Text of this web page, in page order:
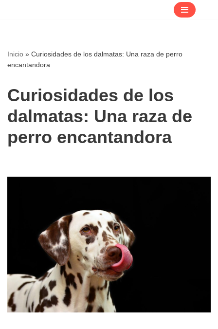
Inicio » Curiosidades de los dalmatas: Una raza de perro
encantandora
Curiosidades de los
dalmatas: Una raza de
perro encantandora